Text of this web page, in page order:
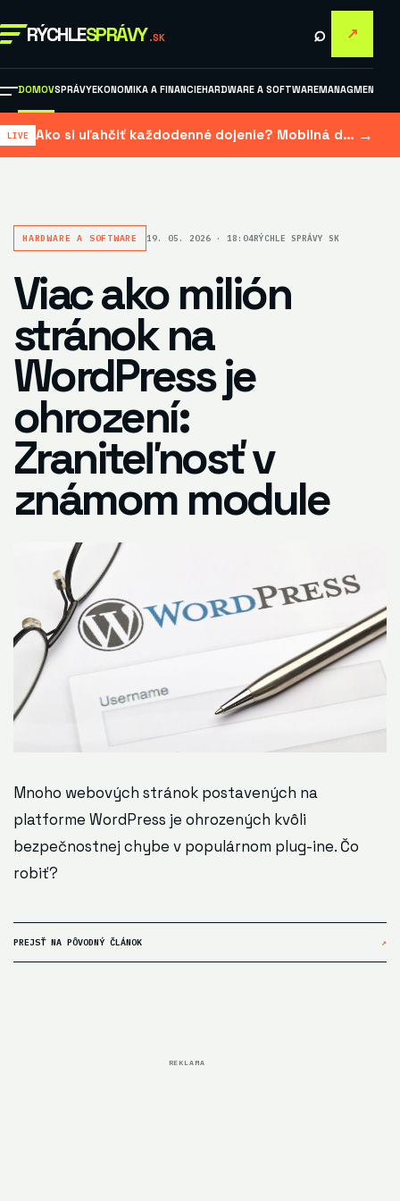
RÝCHLESPRÁVY .SK ⌕ ↗
DOMOVSPRÁVYEKONOMIKA A FINANCIEHARDWARE A SOFTWAREMANAGMENT A
Ako si uľahčiť každodenné dojenie? Mobilná dojačka šetrí čas aj námahu →
HARDWARE A SOFTWARE 19. 05. 2026 · 18:04RÝCHLE SPRÁVY SK
Viac ako milión
stránok na
WordPress je
ohrození:
Zraniteľnosť v
známom module
Mnoho webových stránok postavených na
platforme WordPress je ohrozených kvôli
bezpečnostnej chybe v populárnom plug-ine. Čo
robiť?
PREJSŤ NA PÔVODNÝ ČLÁNOK ↗
REKLAMA